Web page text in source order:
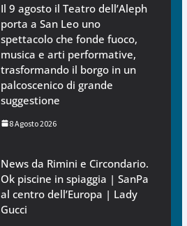
Il 9 agosto il Teatro dell’Aleph
porta a San Leo uno
spettacolo che fonde fuoco,
musica e arti performative,
trasformando il borgo in un
palcoscenico di grande
suggestione
8 Agosto 2026
News da Rimini e Circondario.
Ok piscine in spiaggia | SanPa
al centro dell’Europa | Lady
Gucci